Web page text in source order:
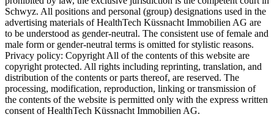
Schwyz. All positions and personal (group) designations used in the
advertising materials of HealthTech Küssnacht Immobilien AG are
to be understood as gender-neutral. The consistent use of female and
male form or gender-neutral terms is omitted for stylistic reasons.
Privacy policy: Copyright All of the contents of this website are
copyright protected. All rights including reprinting, translation, and
distribution of the contents or parts thereof, are reserved. The
processing, modification, reproduction, linking or transmission of
the contents of the website is permitted only with the express written
consent of HealthTech Küssnacht Immobilien AG.